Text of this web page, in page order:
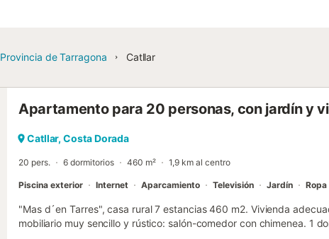
Provincia de Tarragona Catllar
Apartamento para 20 personas, con jardín y
Catllar, Costa Dorada
20 pers. 6 dormitorios 460 m² 1,9 km al centro
Piscina exterior Internet Aparcamiento Televisión Jardín
"Mas d´en Tarres", casa rural 7 estancias 460 m2. Vivienda
mobiliario muy sencillo y rústico: salón-comedor con chimenea. 1